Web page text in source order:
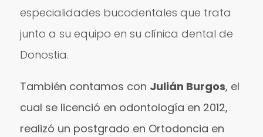
especialidades bucodentales que trata
junto a su equipo en su clínica dental de
Donostia.
También contamos con Julián Burgos, el
cual se licenció en odontología en 2012,
realizó un postgrado en Ortodoncia en